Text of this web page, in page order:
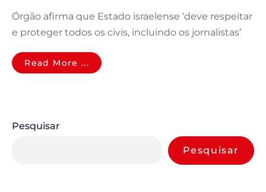
Órgão afirma que Estado israelense ‘deve respeitar
e proteger todos os civis, incluindo os jornalistas’
Read More ...
Pesquisar
Pesquisar